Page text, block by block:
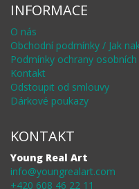
INFORMACE
O nás
Obchodní podmínky / Jak
Podmínky ochrany
Kontakt
Odstoupit od smlouvy
Dárkové poukazy
KONTAKT
Young Real Art
info@youngrealart.com
+420 608 46 22 11